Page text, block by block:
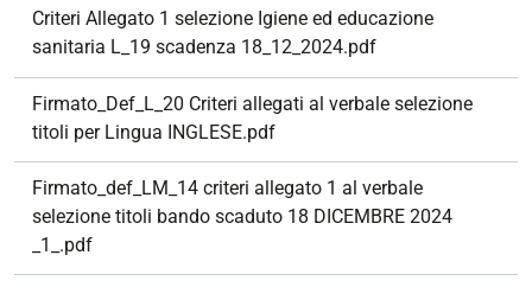
Criteri Allegato 1 selezione Igiene ed educazione
sanitaria L_19 scadenza 18_12_2024.pdf
Firmato_Def_L_20 Criteri allegati al verbale selezione
titoli per Lingua INGLESE.pdf
Firmato_def_LM_14 criteri allegato 1 al verbale
selezione titoli bando scaduto 18 DICEMBRE 2024
_1_.pdf